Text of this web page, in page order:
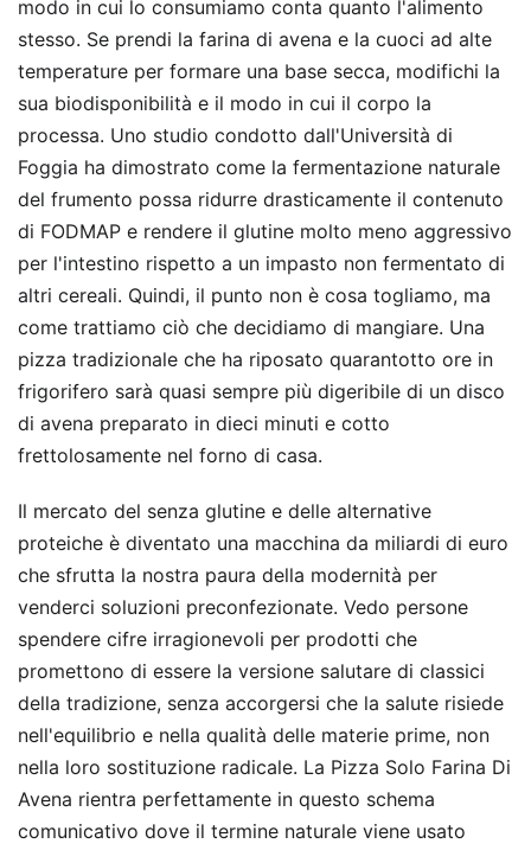
modo in cui lo consumiamo conta quanto l'alimento
stesso. Se prendi la farina di avena e la cuoci ad alte
temperature per formare una base secca, modifichi la
sua biodisponibilità e il modo in cui il corpo la
processa. Uno studio condotto dall'Università di
Foggia ha dimostrato come la fermentazione naturale
del frumento possa ridurre drasticamente il contenuto
di FODMAP e rendere il glutine molto meno aggressivo
per l'intestino rispetto a un impasto non fermentato di
altri cereali. Quindi, il punto non è cosa togliamo, ma
come trattiamo ciò che decidiamo di mangiare. Una
pizza tradizionale che ha riposato quarantotto ore in
frigorifero sarà quasi sempre più digeribile di un disco
di avena preparato in dieci minuti e cotto
frettolosamente nel forno di casa.
Il mercato del senza glutine e delle alternative
proteiche è diventato una macchina da miliardi di euro
che sfrutta la nostra paura della modernità per
venderci soluzioni preconfezionate. Vedo persone
spendere cifre irragionevoli per prodotti che
promettono di essere la versione salutare di classici
della tradizione, senza accorgersi che la salute risiede
nell'equilibrio e nella qualità delle materie prime, non
nella loro sostituzione radicale. La Pizza Solo Farina Di
Avena rientra perfettamente in questo schema
comunicativo dove il termine naturale viene usato